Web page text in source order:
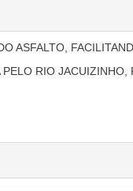
ASFALTO,
RIO JACUIZINHO,